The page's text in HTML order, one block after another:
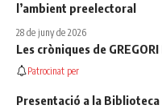
l’ambient preelectoral
28 de juny de 2026
Les cròniques de GREGORI
Patrocinat per
Presentació a la